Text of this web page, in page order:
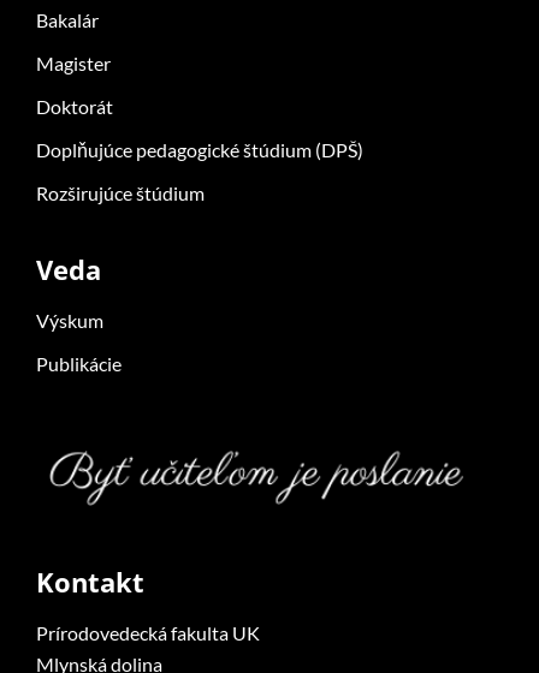
Bakalár
Magister
Doktorát
Doplňujúce pedagogické štúdium (DPŠ)
Rozširujúce štúdium
Veda
Výskum
Publikácie
Kontakt
Prírodovedecká fakulta UK
Mlynská dolina